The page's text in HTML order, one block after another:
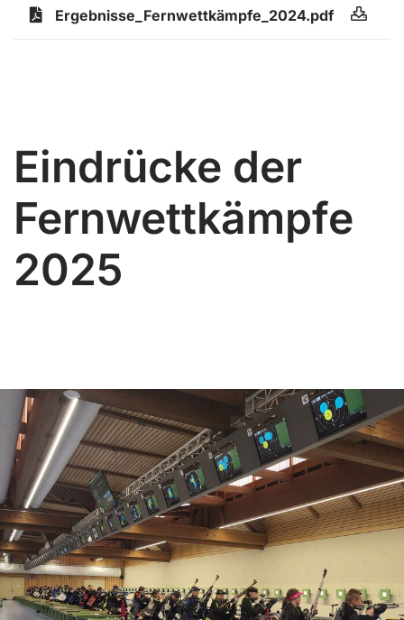
Ergebnisse_Fernwettkämpfe_2024.pdf
Eindrücke der
Fernwettkämpfe
2025